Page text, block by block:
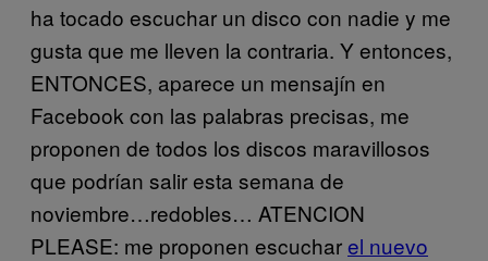
ha tocado escuchar un disco con nadie y me
gusta que me lleven la contraria. Y entonces,
ENTONCES, aparece un mensajín en
Facebook con las palabras precisas, me
proponen de todos los discos maravillosos
que podrían salir esta semana de
noviembre…redobles… ATENCION
PLEASE: me proponen escucharel nuevo